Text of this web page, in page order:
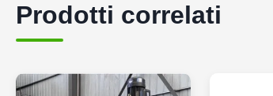
Prodotti correlati